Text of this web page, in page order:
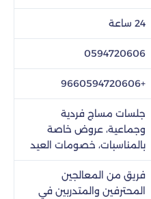
24 ساعة
0594720606
+9660594720606
جلسات مساج فردية
وجماعية، عروض خاصة
بالمناسبات، خصومات العيد
فريق من المعالجين
المحترفين والمتدربين في